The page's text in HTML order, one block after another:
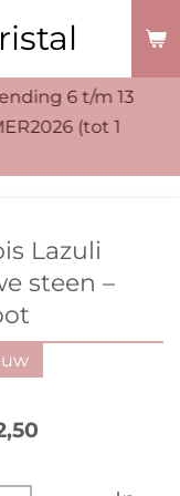
6 t/m 13
(tot 1
Lazuli
steen –